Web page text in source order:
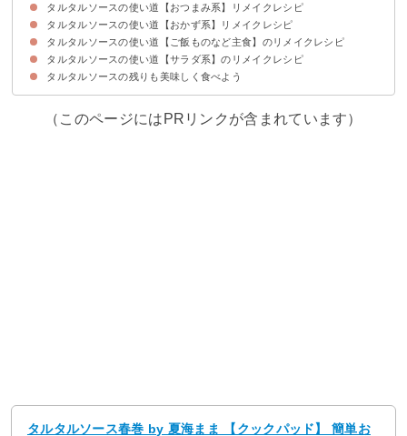
タルタルソースの使い道【おつまみ系】リメイクレシピ
①余ったタルタルソースでブルスケッタ
②おつまみにぴったりのじゃがいものタルタル焼き
③スパムステーキのタルタル添え
④洋風アレンジのカツオのタルタル和え
タルタルソースの使い道【おかず系】リメイクレシピ
①簡単タルタルソースのグラタン
②タルタルソースで作るコロッケ
③お好み焼きのタルタルソース乗せ
④タルタルソースで作る春巻き
⑤和風アレンジの鮭のムニエル
⑥ボリューム満点のチキン南蛮
⑦ヘルシーな厚揚げステーキタルタル添え
タルタルソースの使い道【ご飯ものなど主食】のリメイクレシピ
①余ったタルタルソースで冷製パスタ
②タルタルソースでサンドイッチ
③タルタルソースで作るドリア
④朝ごはんにぴったりのタルタルトースト
⑤マグロカツ丼
タルタルソースの使い道【サラダ系】のリメイクレシピ
①ブロッコリーのタルタルサラダ
②余ったタルタルソースのポテトサラダ
③カレー風味のタルタルサラダ
④タルタルソースのれんこんサラダ
タルタルソースの残りも美味しく食べよう
（このページにはPRリンクが含まれています）
タルタルソース春巻 by 夏海まま 【クックパッド】 簡単お